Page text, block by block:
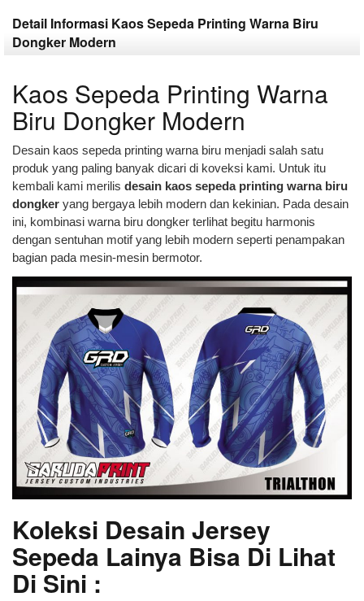
Detail Informasi Kaos Sepeda Printing Warna Biru
Dongker Modern
Kaos Sepeda Printing Warna
Biru Dongker Modern
Desain kaos sepeda printing warna biru menjadi salah satu
produk yang paling banyak dicari di koveksi kami. Untuk itu
kembali kami merilis desain kaos sepeda printing warna biru
dongker yang bergaya lebih modern dan kekinian. Pada desain
ini, kombinasi warna biru dongker terlihat begitu harmonis
dengan sentuhan motif yang lebih modern seperti penampakan
bagian pada mesin-mesin bermotor.
Koleksi Desain Jersey
Sepeda Lainya Bisa Di Lihat
Di Sini :